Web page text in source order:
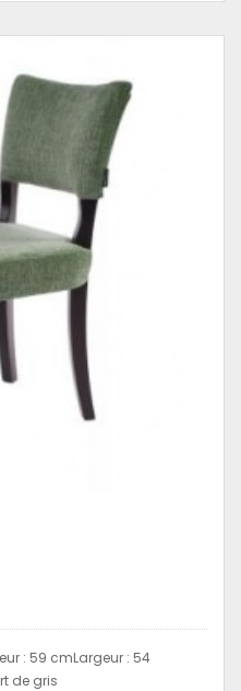
: 59 cmLargeur : 54
de gris